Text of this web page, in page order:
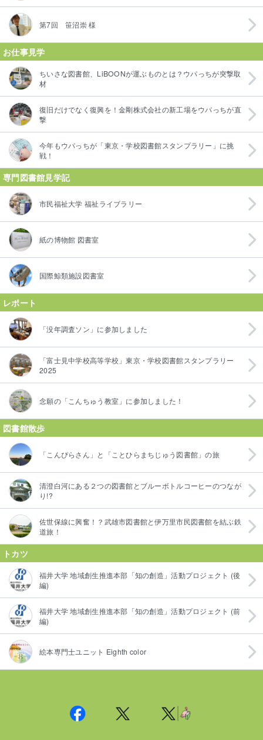
第7回 笹沼崇 様
お仕事見学
ちいさな図書館、LiBOONが運ぶものとは？ウパっちが突撃取
材
復旧だけでなく復興を！金剛株式会社の新工場をウパっちが直
撃
今年もウパっちが「東京・学校図書館スタンプラリー」に挑
戦！
専門図書館見学記
市民福祉大学 福祉ライブラリー
紙の博物館 図書室
国際鯨類施設図書室
レポート
「没年調査ソン」に参加しました
「富士見中学校高等学校」東京・学校図書館スタンプラリー
2025
念願の「こんちゅう教室」に参加しました！
図書館散歩
「こんぴらさん」と「ことひらまちじゅう図書館」の旅
清澄白河にある２つの図書館とブルーボトルコーヒーのつなが
り!?
佐世保線に興奮！？武雄市図書館と伊万里市民図書館を結ぶ鉄
道旅！
トカツ
福井大学 地域創生推進本部「知の創造」活動プロジェクト (後
編)
福井大学 地域創生推進本部「知の創造」活動プロジェクト (前
編)
絵本専門士ユニット Eighth color